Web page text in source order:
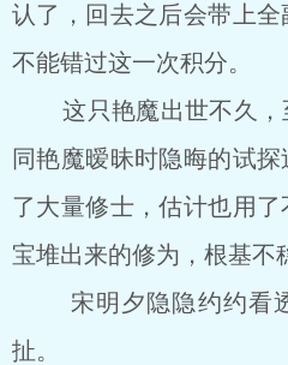
认了，回去之后会带上
不能错过这一次积分。
这只艳魔出世不久，
同艳魔暧昧时隐晦的试
了大量修士，估计也用
宝堆出来的修为，根基不
宋明夕隐隐约约看透
扯。